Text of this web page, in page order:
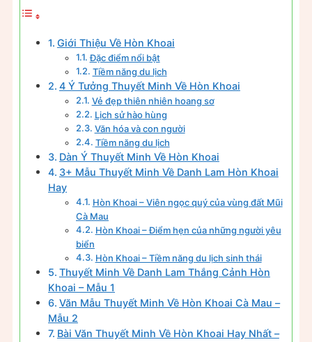
Giới Thiệu Về Hòn Khoai
Đặc điểm nổi bật
Tiềm năng du lịch
4 Ý Tưởng Thuyết Minh Về Hòn Khoai
Vẻ đẹp thiên nhiên hoang sơ
Lịch sử hào hùng
Văn hóa và con người
Tiềm năng du lịch
Dàn Ý Thuyết Minh Về Hòn Khoai
3+ Mẫu Thuyết Minh Về Danh Lam Hòn Khoai
Hay
Hòn Khoai – Viên ngọc quý của vùng đất Mũi
Cà Mau
Hòn Khoai – Điểm hẹn của những người yêu
biển
Hòn Khoai – Tiềm năng du lịch sinh thái
Thuyết Minh Về Danh Lam Thắng Cảnh Hòn
Khoai – Mẫu 1
Văn Mẫu Thuyết Minh Về Hòn Khoai Cà Mau –
Mẫu 2
Bài Văn Thuyết Minh Về Hòn Khoai Hay Nhất –